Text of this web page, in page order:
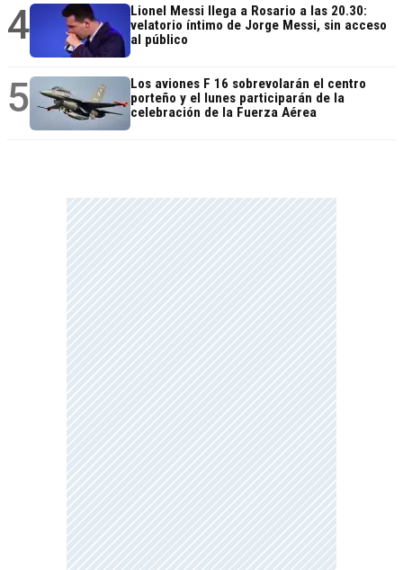
4
Lionel Messi llega a Rosario a las 20.30:
velatorio íntimo de Jorge Messi, sin acceso
al público
5
Los aviones F 16 sobrevolarán el centro
porteño y el lunes participarán de la
celebración de la Fuerza Aérea